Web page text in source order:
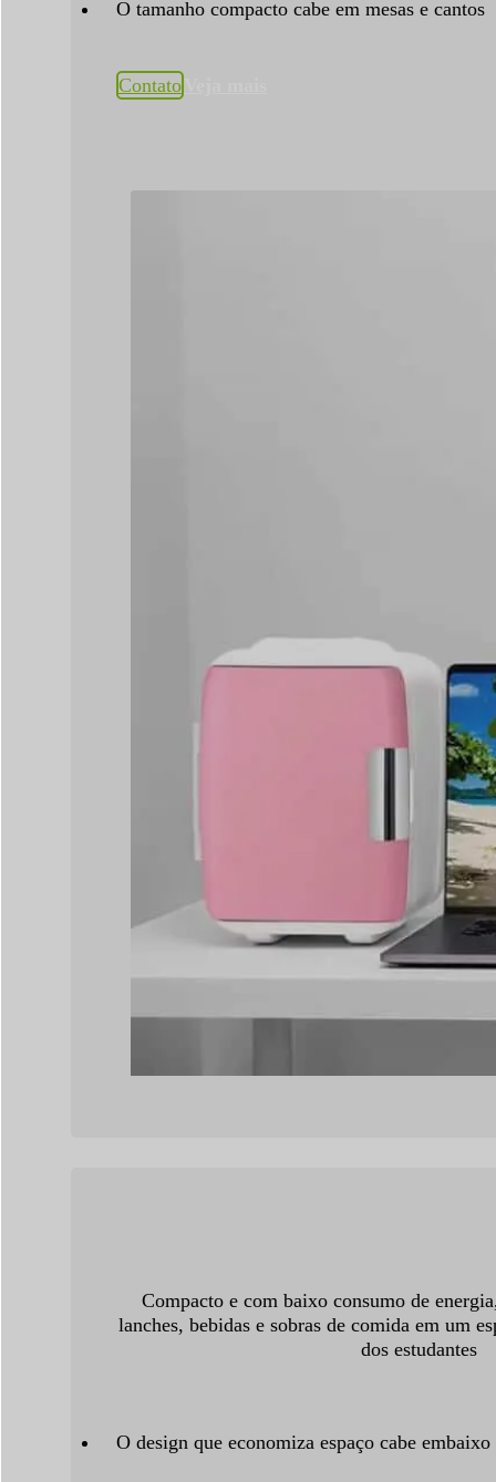
O tamanho compacto cabe em mesas e cantos
Contato
Compacto e com baixo consumo de
lanches, bebidas e sobras de comida em um
dos estudantes
O design que economiza espaço cabe